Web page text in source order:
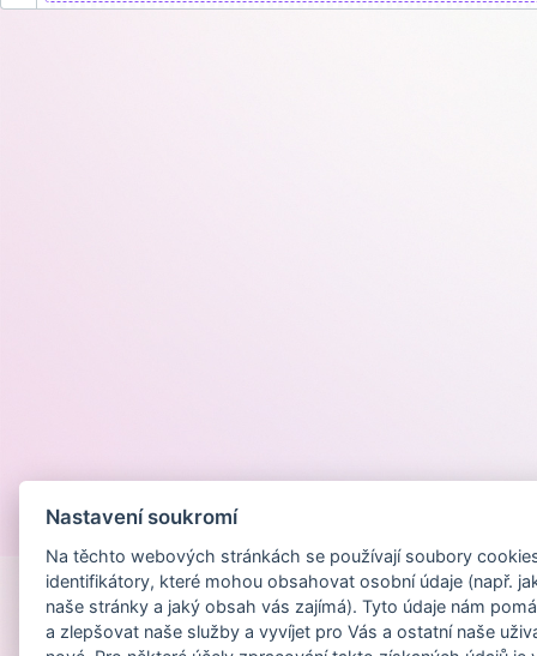
Nastavení soukromí
Na těchto webových stránkách se používají soubory
identifikátory, které mohou obsahovat osobní údaje (např.
naše stránky a jaký obsah vás zajímá). Tyto údaje nám
a zlepšovat naše služby a vyvíjet pro Vás a ostatní naše